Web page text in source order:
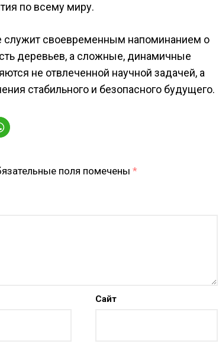
по всему миру.
служит своевременным напоминанием о
деревьев, а сложные, динамичные
не отвлеченной научной задачей, а
стабильного и безопасного будущего.
поля помечены *
Сайт